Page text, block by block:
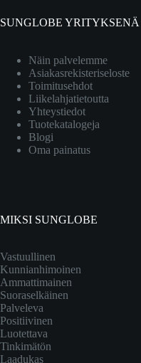
SUNGLOBE YRITYKSENÄ
Näin palvelemme
Asiakasrekisteriseloste
Toimitusehdot
Liikelahjatietoutta
Yhteystiedot
Tuotekatalogeja
Blogi
Oma painatus
MIKSI SUNGLOBE
Vastuullinen
Kunnianhimoinen
Ammattimainen
Suoraselkäinen
Palveleva
Positiivinen
Luotettava
Tinkimätön
Laadukas